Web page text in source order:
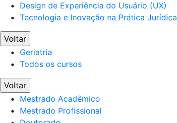
Design de Experiência do Usuário (UX)
Tecnologia e Inovação na Prática Jurídica
Voltar
Geriatria
Todos os cursos
Voltar
Mestrado Acadêmico
Mestrado Profissional